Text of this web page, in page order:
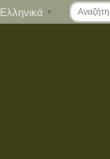
Ελληνικά ▼